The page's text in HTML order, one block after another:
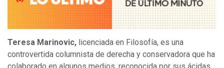
Teresa Marinovic, licenciada en Filosofía, es una
controvertida columnista de derecha y conservadora que ha